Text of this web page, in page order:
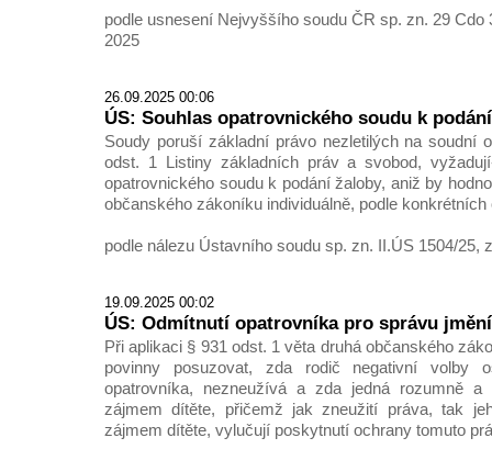
podle usnesení Nejvyššího soudu ČR sp. zn. 29 Cdo
2025
26.09.2025 00:06
ÚS: Souhlas opatrovnického soudu k
Soudy poruší základní právo nezletilých na soudní
odst. 1 Listiny základních práv a svobod,
opatrovnického soudu k podání žaloby, aniž by
občanského zákoníku individuálně, podle
podle nálezu Ústavního soudu sp. zn. II.ÚS 1504/25,
19.09.2025 00:02
ÚS: Odmítnutí opatrovníka pro správu
Při aplikaci § 931 odst. 1 věta druhá občanského
povinny posuzovat, zda rodič negativní volby
opatrovníka, nezneužívá a zda jedná rozumně
zájmem dítěte, přičemž jak zneužití práva, tak
zájmem dítěte, vylučují poskytnutí ochrany tomuto